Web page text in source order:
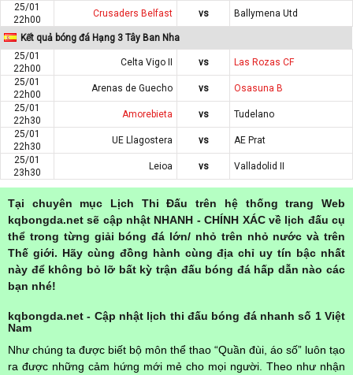
25/01
22h00
Crusaders Belfast vs Ballymena Utd
Kết quả bóng đá Hạng 3 Tây Ban Nha
25/01
22h00
Celta Vigo II vs
Las Rozas CF
25/01
22h00
Arenas de Guecho vs
Osasuna B
25/01
22h30
Amorebieta vs
Tudelano
25/01
22h30
UE Llagostera vs
AE Prat
25/01
23h30
Leioa vs Valladolid II
Tại chuyên mục Lịch Thi Đấu trên hệ thống trang Web
kqbongda.net sẽ cập nhật NHANH - CHÍNH XÁC về lịch đấu cụ
thể trong từng giải bóng đá lớn/ nhỏ trên nhỏ nước và trên
Thế giới. Hãy cùng đồng hành cùng địa chỉ uy tín bậc nhất
này để không bỏ lỡ bất kỳ trận đấu bóng đá hấp dẫn nào các
bạn nhé!
kqbongda.net - Cập nhật lịch thi đấu bóng đá nhanh số 1 Việt
Nam
Như chúng ta được biết bộ môn thể thao “Quần đùi, áo số” luôn tạo
ra được những cảm hứng mới mẻ cho mọi người. Theo như nhận